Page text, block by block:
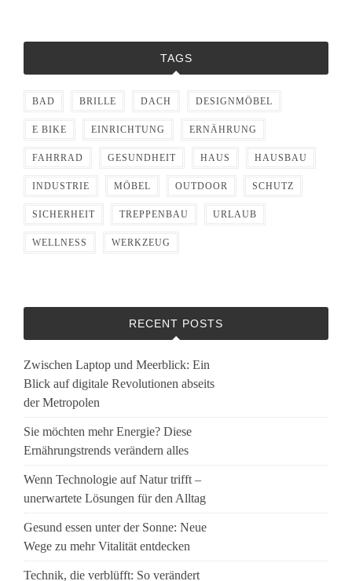
TAGS
BAD BRILLE DACH DESIGNMÖBEL
E BIKE EINRICHTUNG ERNÄHRUNG
FAHRRAD GESUNDHEIT HAUS HAUSBAU
INDUSTRIE MÖBEL OUTDOOR SCHUTZ
SICHERHEIT TREPPENBAU URLAUB
WELLNESS WERKZEUG
RECENT POSTS
Zwischen Laptop und Meerblick: Ein
Blick auf digitale Revolutionen abseits
der Metropolen
Sie möchten mehr Energie? Diese
Ernährungstrends verändern alles
Wenn Technologie auf Natur trifft –
unerwartete Lösungen für den Alltag
Gesund essen unter der Sonne: Neue
Wege zu mehr Vitalität entdecken
Technik, die verblüfft: So verändert